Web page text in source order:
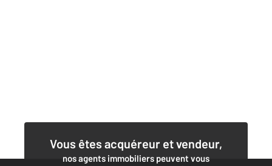
Vous êtes acquéreur et vendeur,
nos agents immobiliers peuvent vous